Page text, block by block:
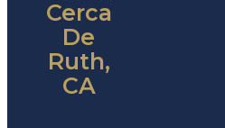
Cerca
De
Ruth,
CA